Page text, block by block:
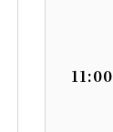
11:00